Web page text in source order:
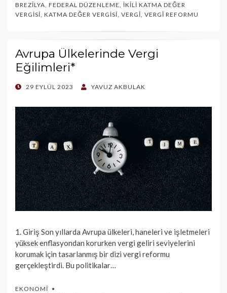
BREZILYA, FEDERAL DÜZENLEME, İKILI KATMA DEĞER
VERGISI, KATMA DEĞER VERGISI, VERGI, VERGI REFORMU
Avrupa Ülkelerinde Vergi
Eğilimleri*
POSTED
29 EYLÜL 2023 YAVUZ AKBULAK
1. Giriş Son yıllarda Avrupa ülkeleri, haneleri ve işletmeleri
yüksek enflasyondan korurken vergi geliri seviyelerini
korumak için tasarlanmış bir dizi vergi reformu
gerçekleştirdi. Bu politikalar…
EKONOMI